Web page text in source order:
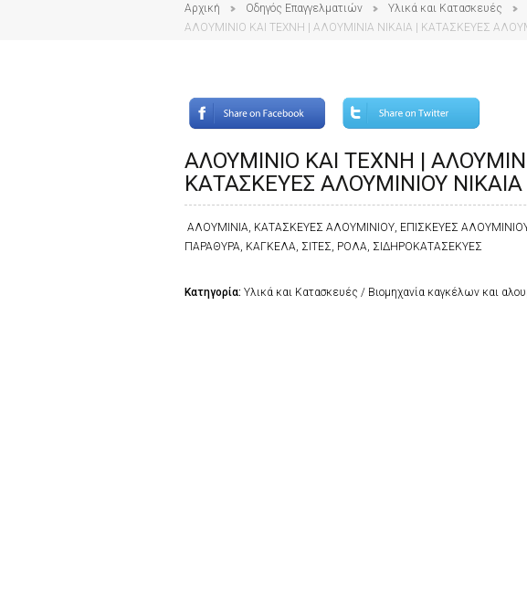
Αρχική Οδηγός Επαγγελματιών Υλικά και Κατασκευές
ΑΛΟΥΜΙΝΙΟ ΚΑΙ ΤΕΧΝΗ | ΑΛΟΥΜΙΝΙΑ ΝΙΚΑΙΑ | ΚΑΤΑΣΚΕΥΕΣ
ΑΛΟΥΜΙΝΙΟ ΚΑΙ ΤΕΧΝΗ |
ΚΑΤΑΣΚΕΥΕΣ ΑΛΟΥΜΙΝΙΟΥ ΝΙΚΑΙΑ
ΑΛΟΥΜΙΝΙΑ, ΚΑΤΑΣΚΕΥΕΣ ΑΛΟΥΜΙΝΙΟΥ, ΕΠΙΣΚΕΥΕΣ
ΠΑΡΑΘΥΡΑ, ΚΑΓΚΕΛΑ, ΣΙΤΕΣ, ΡΟΛΑ, ΣΙΔΗΡΟΚΑΤΑΣΕΚΥΕΣ
Κατηγορία: Υλικά και Κατασκευές / Βιομηχανία καγκέλων και